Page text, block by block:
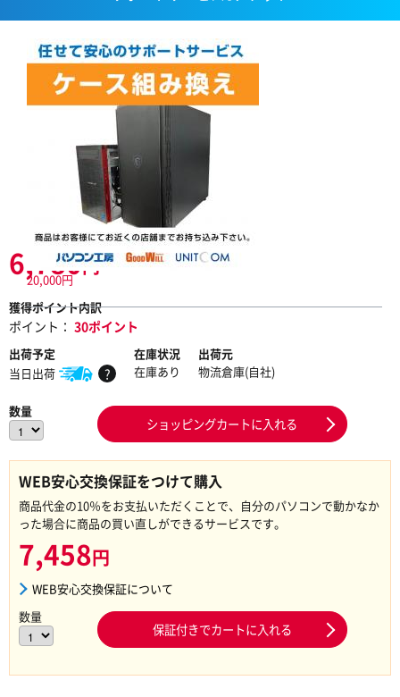
20,000円
6,780円
獲得ポイント内訳
ポイント： 30ポイント
出荷予定
当日出荷
?
在庫状況
在庫あり
出荷元
物流倉庫(自社)
数量
ショッピングカートに入れる
WEB安心交換保証をつけて購入
商品代金の10％をお支払いただくことで、自分のパソコンで動かなか
った場合に商品の買い直しができるサービスです。
7,458円
WEB安心交換保証について
数量
保証付きでカートに入れる